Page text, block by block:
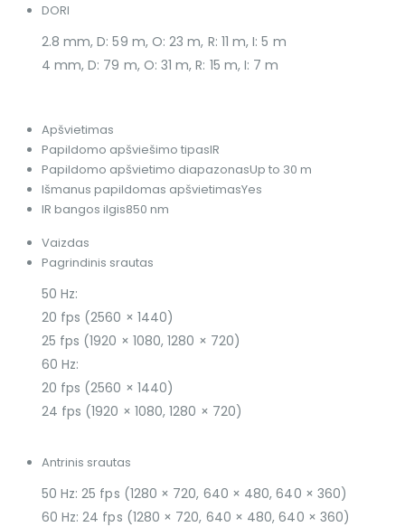
DORI
2.8 mm, D: 59 m, O: 23 m, R: 11 m, I: 5 m
4 mm, D: 79 m, O: 31 m, R: 15 m, I: 7 m
Apšvietimas
Papildomo apšviešimo tipasIR
Papildomo apšvietimo diapazonasUp to 30 m
Išmanus papildomas apšvietimasYes
IR bangos ilgis850 nm
Vaizdas
Pagrindinis srautas
50 Hz:
20 fps (2560 × 1440)
25 fps (1920 × 1080, 1280 × 720)
60 Hz:
20 fps (2560 × 1440)
24 fps (1920 × 1080, 1280 × 720)
Antrinis srautas
50 Hz: 25 fps (1280 × 720, 640 × 480, 640 × 360)
60 Hz: 24 fps (1280 × 720, 640 × 480, 640 × 360)